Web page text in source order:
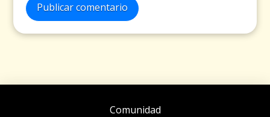
Publicar comentario
Comunidad